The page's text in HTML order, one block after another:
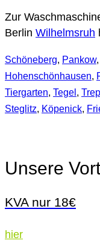
Zur
Berlin Wilhelmsruh
Schöneberg, Pankow,
Hohenschönhausen,
Tiergarten, Tegel ,
Steglitz, Köpenick,
Unsere
KVA nur 18€
hier